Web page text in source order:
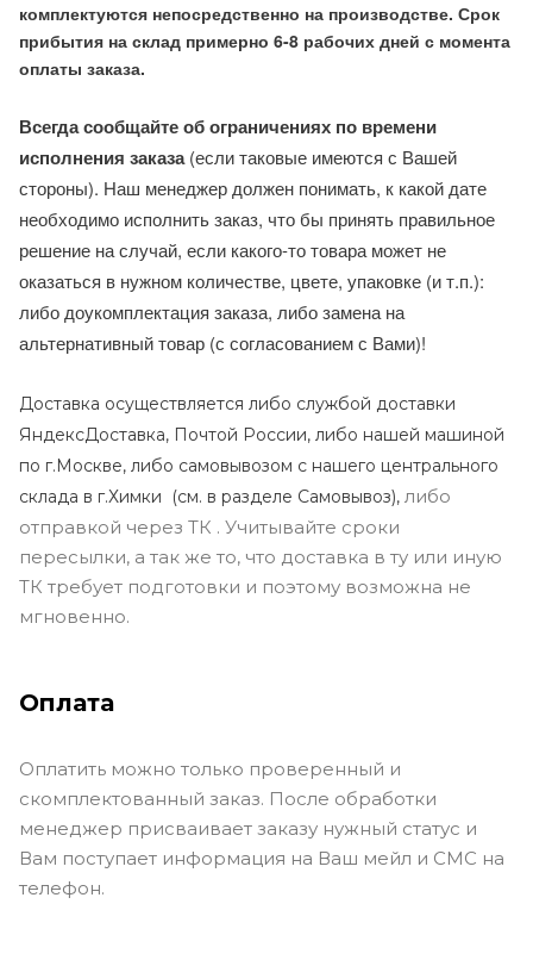
комплектуются непосредственно на производстве. Срок
прибытия на склад примерно 6-8 рабочих дней с момента
оплаты заказа.
Всегда сообщайте об ограничениях по времени
исполнения заказа(если таковые имеются с Вашей
стороны). Наш менеджер должен понимать, к какой дате
необходимо исполнить заказ, что бы принять правильное
решение на случай, если какого-то товара может не
оказаться в нужном количестве, цвете, упаковке (и т.п.):
либо доукомплектация заказа, либо замена на
альтернативный товар (с согласованием с Вами)!
Доставка осуществляется либо службой доставки
ЯндексДоставка, Почтой России, либо нашей машиной
по г.Москве, либо самовывозом с нашего центрального
склада в г.Химки (см. в разделе Самовывоз), либо
отправкой через ТК . Учитывайте сроки
пересылки, а так же то, что доставка в ту или иную
ТК требует подготовки и поэтому возможна не
мгновенно.
Оплата
Оплатить можно только проверенный и
скомплектованный заказ. После обработки
менеджер присваивает заказу нужный статус и
Вам поступает информация на Ваш мейл и СМС на
телефон.